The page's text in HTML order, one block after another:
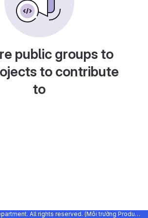
public groups to
to contribute
to
© 2026 HACOM IT Department. All rights reserved. (Môi trường Production)